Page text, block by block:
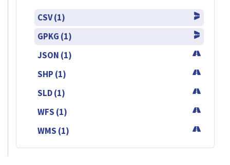
CSV (1)
GPKG (1)
JSON (1)
SHP (1)
SLD (1)
WFS (1)
WMS (1)